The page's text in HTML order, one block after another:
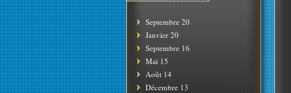
Septembre 20
Janvier 20
Septembre 16
Mai 15
Août 14
Décembre 13